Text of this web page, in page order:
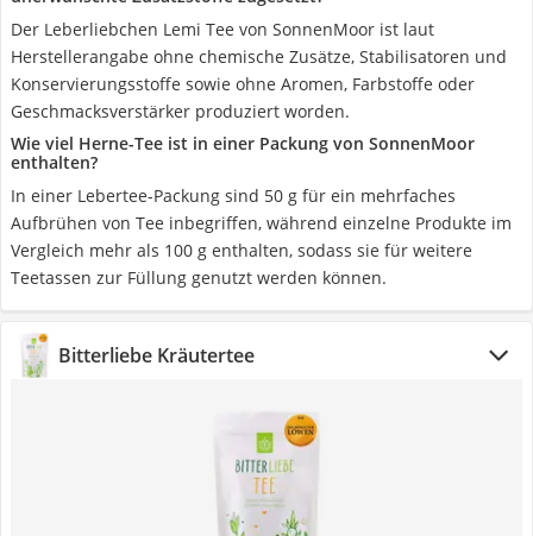
Der Leberliebchen Lemi Tee von SonnenMoor ist laut
Herstellerangabe ohne chemische Zusätze, Stabilisatoren und
Konservierungsstoffe sowie ohne Aromen, Farbstoffe oder
Geschmacksverstärker produziert worden.
Wie viel Herne-Tee ist in einer Packung von SonnenMoor
enthalten?
In einer Lebertee-Packung sind 50 g für ein mehrfaches
Aufbrühen von Tee inbegriffen, während einzelne Produkte im
Vergleich mehr als 100 g enthalten, sodass sie für weitere
Teetassen zur Füllung genutzt werden können.
Bitterliebe Kräutertee